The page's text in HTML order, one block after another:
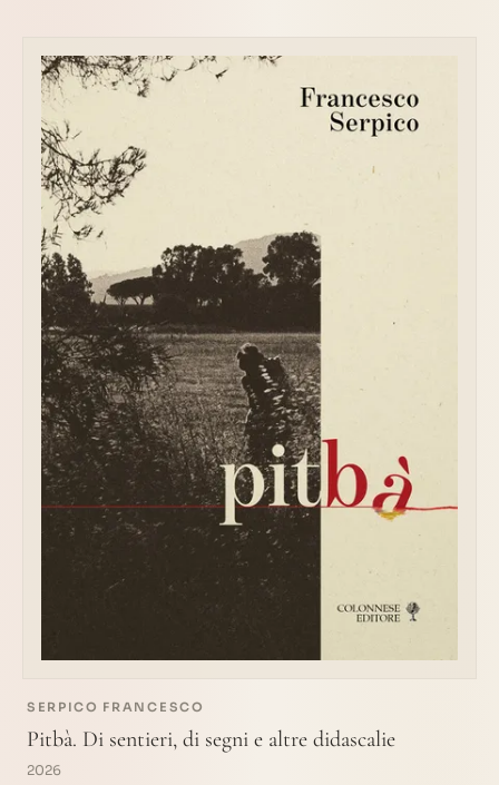
SERPICO FRANCESCO
Pitbà. Di sentieri, di segni e altre didascalie
2026